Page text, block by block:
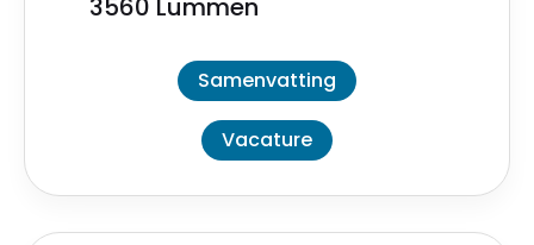
3560 Lummen
Samenvatting
Vacature